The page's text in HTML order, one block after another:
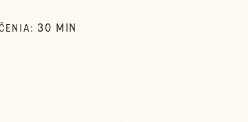
: 30 MIN